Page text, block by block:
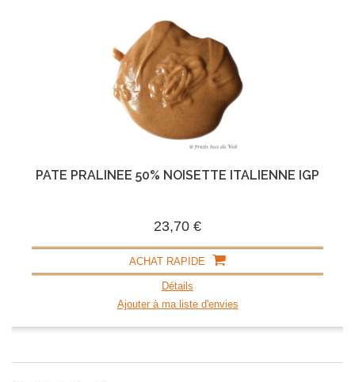
PÂTE PRALINÉE 50% NOISETTE ITALIENNE IGP
23,70 €
ACHAT RAPIDE
Détails
Ajouter à ma liste d'envies